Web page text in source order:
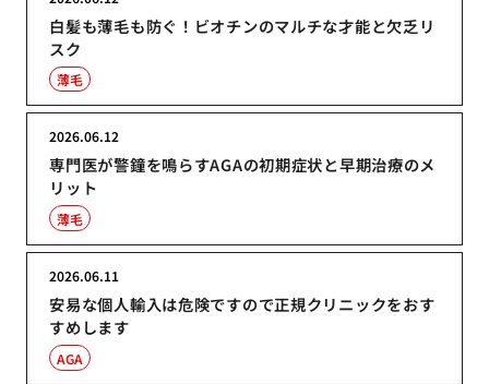
白髪も薄毛も防ぐ！ビオチンのマルチな才能と欠乏リ
スク
薄毛
専門医が警鐘を鳴らすAGAの初期症状と早期治療のメ
リット
2026.06.12
薄毛
安易な個人輸入は危険ですので正規クリニックをおす
すめします
2026.06.11
AGA